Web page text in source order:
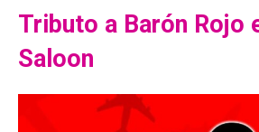
Tributo a Barón Rojo
Saloon